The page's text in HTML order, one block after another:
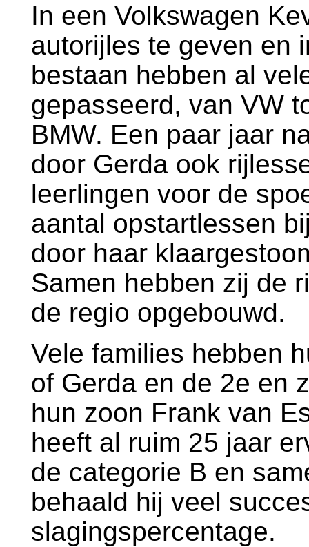
In een Volkswagen
autorijles te geven en
bestaan hebben al
gepasseerd, van VW
BMW. Een paar jaar
door Gerda ook
leerlingen voor de
aantal opstartlessen
door haar
Samen hebben zij de
de regio opgebouwd.
Vele families hebben
of Gerda en de 2e en
hun zoon Frank van
heeft al ruim 25 jaar
de categorie B en
behaald hij veel
slagingspercentage.